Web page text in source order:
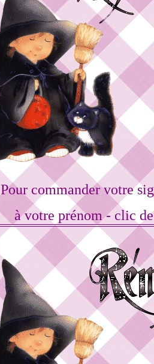
Pour commander votre
à votre prénom - clic